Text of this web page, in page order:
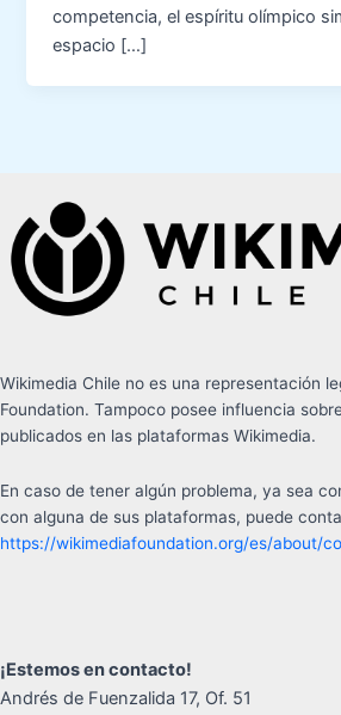
competencia, el espíritu olímpico
espacio […]
Wikimedia Chile no es una representación
Foundation. Tampoco posee influencia
publicados en las plataformas Wikimedia.
En caso de tener algún problema, ya sea
con alguna de sus plataformas, puede
https://wikimediafoundation.org/es/about/
¡Estemos en contacto!
Andrés de Fuenzalida 17, Of. 51